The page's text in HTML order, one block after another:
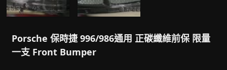
Porsche 保時捷 996/986通用 正碳纖維前保 限量
一支 Front Bumper